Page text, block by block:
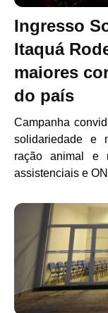
Ingresso
Itaquá
maiores
do país
Campanha
solidariedade e
ração animal e
assistenciais e